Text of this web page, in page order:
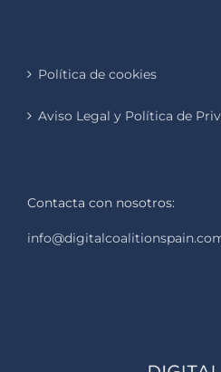
Política de cookies
Aviso Legal y Política de
Contacta con nosotros: